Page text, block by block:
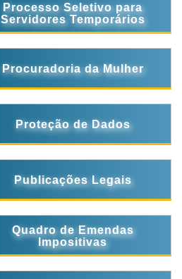
Processo Seletivo para
Servidores Temporários
Procuradoria da Mulher
Proteção de Dados
Publicações Legais
Quadro de Emendas
Impositivas